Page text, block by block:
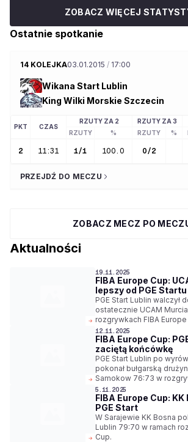
ZOBACZ WIĘCEJ
Ostatnie spotkanie
14 KOLEJKA03.01.2015 / 17:00
Wikana Start Lublin
King Wilki Morskie Szczecin
PKT CZAS
RZUTY ZA 2 RZUTY ZA 3
RZUTY
% RZUTY %
2 11:31 1/1 100.0 0/2
PRZEJDŹ DO MECZU
ZOBACZ MECZ PO
Aktualności
19.11.2025
FIBA Europe Cup:
lepszy od PGE Startu
PGE Start Lublin walczył
ostatecznie UCAM
rozgrywkach FIBA Europe
12.11.2025
FIBA Europe Cup:
zaciętą końcówkę
PGE Start Lublin po
pokonał bułgarską
Samokow 76:73 w
Cup.
5.11.2025
FIBA Europe Cup: KK
PGE Start
W Sarajewie KK Bosna
Lublin 79:70 w ramach
Cup.